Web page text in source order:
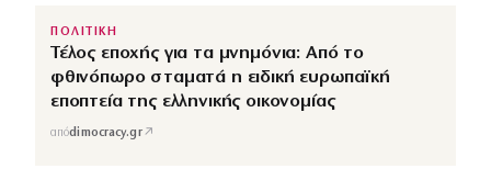
ΠΟΛΙΤΙΚΗ
Τέλος εποχής για τα μνημόνια: Από το
φθινόπωρο σταματά η ειδική ευρωπαϊκή
εποπτεία της ελληνικής οικονομίας
απόdimocracy.gr↗